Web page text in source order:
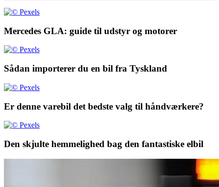
Mercedes GLA: guide til udstyr og motorer
Sådan importerer du en bil fra Tyskland
Er denne varebil det bedste valg til håndværkere?
Den skjulte hemmelighed bag den fantastiske elbil